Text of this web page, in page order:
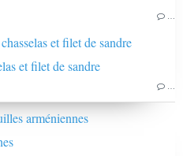
et filet de sandre
arméniennes